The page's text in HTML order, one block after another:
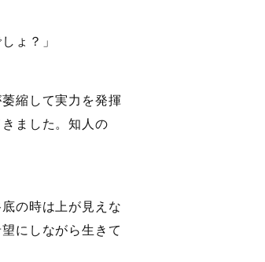
ょ？」
縮して実力を発揮
ました。知人の
の時は上が見えな
にしながら生きて